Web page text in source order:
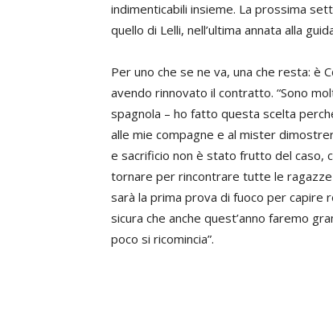
indimenticabili insieme. La prossima
quello di Lelli, nell’ultima annata alla
Per uno che se ne va, una che resta: è
avendo rinnovato il contratto. “Sono
spagnola – ho fatto questa scelta
alle mie compagne e al mister
e sacrificio non è stato frutto del caso,
tornare per rincontrare tutte le
sarà la prima prova di fuoco per capire
sicura che anche quest’anno faremo
poco si ricomincia”.